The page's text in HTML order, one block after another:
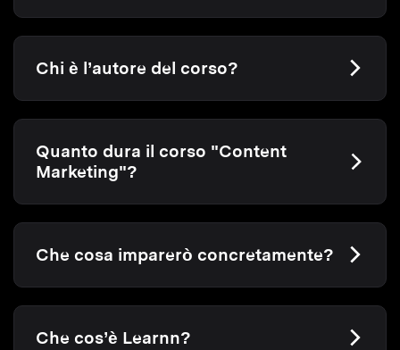
Chi è l’autore del corso?
Quanto dura il corso "Content
Marketing"?
Che cosa imparerò concretamente?
Che cos’è Learnn?